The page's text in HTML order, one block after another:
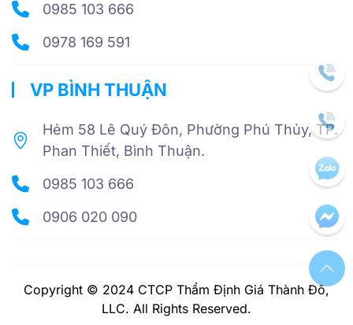
0985 103 666
0978 169 591
VP BÌNH THUẬN
Hẻm 58 Lê Quý Đôn, Phường Phú Thủy, TP.
Phan Thiết, Bình Thuận.
0985 103 666
0906 020 090
Copyright © 2024 CTCP Thẩm Định Giá Thành Đô,
LLC. All Rights Reserved.